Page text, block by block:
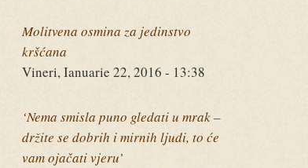
Molitvena osmina za jedinstvo
kršćana
Vineri, Ianuarie 22, 2016 - 13:38
‘Nema smisla puno gledati u mrak –
držite se dobrih i mirnih ljudi, to će
vam ojačati vjeru’